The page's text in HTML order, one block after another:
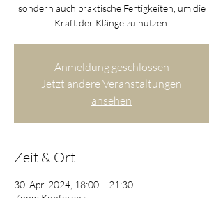
sondern auch praktische Fertigkeiten, um die
Kraft der Klänge zu nutzen.
Anmeldung geschlossen
Jetzt andere Veranstaltungen
ansehen
Zeit & Ort
30. Apr. 2024, 18:00 – 21:30